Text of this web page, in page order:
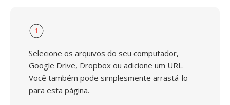
1
Selecione os arquivos do seu computador,
Google Drive, Dropbox ou adicione um URL.
Você também pode simplesmente arrastá-lo
para esta página.